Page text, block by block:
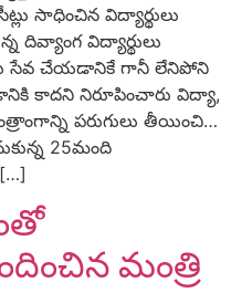
సాధించిన విద్యార్థులు
దివ్యాంగ విద్యార్థులు
సేవ చేయడానికే గానీ లేనిపోని
కాదని నిరూపించారు విద్యా,
పరుగులు తీయించి…
25మంది
మంత్రి